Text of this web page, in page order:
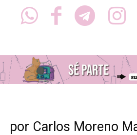
por Carlos Moreno